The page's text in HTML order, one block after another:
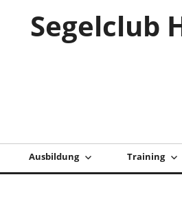
Segelclub
Ausbildung Training